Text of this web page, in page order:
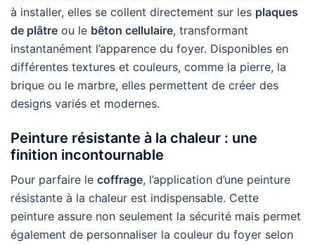
à installer, elles se collent directement sur les plaques
de plâtre ou le bêton cellulaire, transformant
instantanément l’apparence du foyer. Disponibles en
différentes textures et couleurs, comme la pierre, la
brique ou le marbre, elles permettent de créer des
designs variés et modernes.
Peinture résistante à la chaleur : une
finition incontournable
Pour parfaire le coffrage, l’application d’une peinture
résistante à la chaleur est indispensable. Cette
peinture assure non seulement la sécurité mais permet
également de personnaliser la couleur du foyer selon